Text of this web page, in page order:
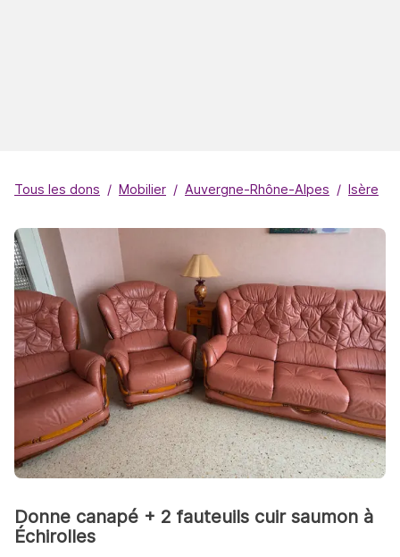
Tous les dons Mobilier Auvergne-Rhône-Alpes Isère
Donne canapé + 2 fauteuils cuir saumon à
Échirolles